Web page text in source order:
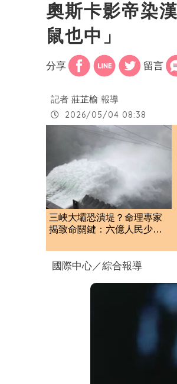
奧斯卡影帝染
鼠也中」
分享 留言
記者 莊芷榆 報導
2026/05/04 08:38
三峽大壩恐潰堤？命理專家
揭致命關鍵：六億人民少一
國際中心／綜合報導